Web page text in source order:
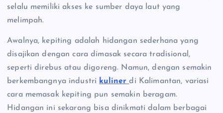
selalu memiliki akses ke sumber daya laut yang
melimpah.
Awalnya, kepiting adalah hidangan sederhana yang
disajikan dengan cara dimasak secara tradisional,
seperti direbus atau digoreng. Namun, dengan semakin
berkembangnya industri kuliner di Kalimantan, variasi
cara memasak kepiting pun semakin beragam.
Hidangan ini sekarang bisa dinikmati dalam berbagai